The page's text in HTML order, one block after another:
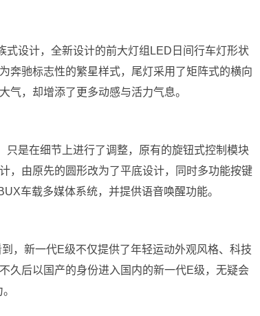
设计，全新设计的前大灯组LED日间行车灯形状
奔驰标志性的繁星样式，尾灯采用了矩阵式的横向
气，却增添了更多动感与活力气息。
是在细节上进行了调整，原有的旋钮式控制模块
，由原先的圆形改为了平底设计，同时多功能按键
车载多媒体系统，并提供语音唤醒功能。
，新一代E级不仅提供了年轻运动外观风格、科技
久后以国产的身份进入国内的新一代E级，无疑会